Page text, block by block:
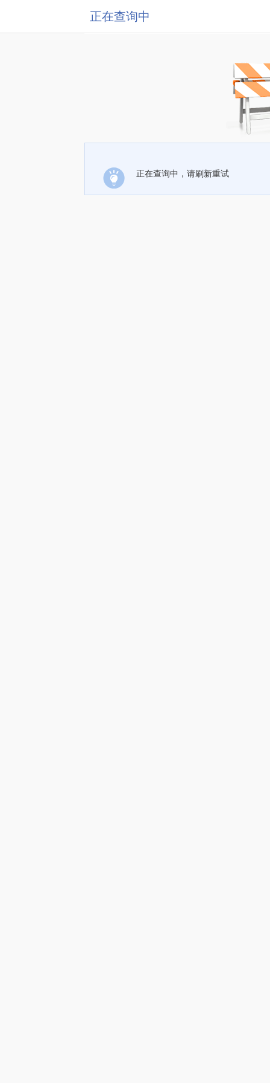
正在查询中
正在查询中，请刷新重试